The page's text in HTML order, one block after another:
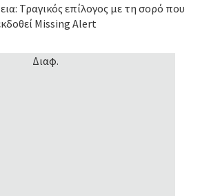
Τραγικός επίλογος με τη σορό που
Missing Alert
Διαφ.